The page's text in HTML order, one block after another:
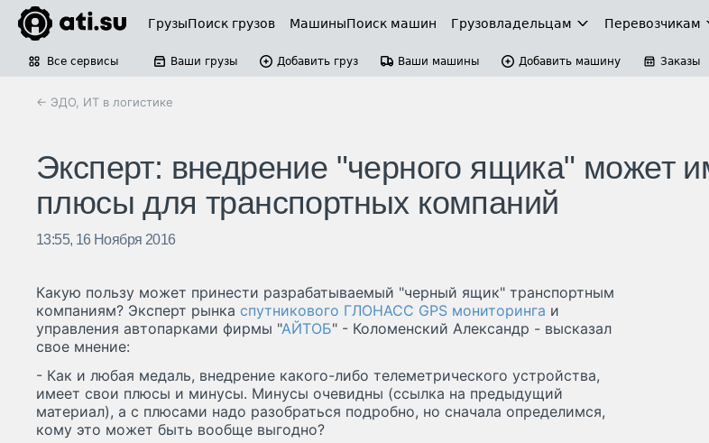
ГрузыПоиск грузов МашиныПоиск машин Грузовладельцам Перевозчикам
Все сервисы Ваши грузы Добавить груз Ваши машины Добавить машину Заказы
← ЭДО, ИТ в логистике
Эксперт: внедрение "черного ящика" может
плюсы для транспортных компаний
13:55, 16 Ноября 2016
Какую пользу может принести разрабатываемый "черный ящик" транспортным
компаниям? Эксперт рынка спутникового ГЛОНАСС GPS мониторинга и
управления автопарками фирмы "АЙТОБ" - Коломенский Александр - высказал
свое мнение:
- Как и любая медаль, внедрение какого-либо телеметрического устройства,
имеет свои плюсы и минусы. Минусы очевидны (ссылка на предыдущий
материал), а с плюсами надо разобраться подробно, но сначала определимся,
кому это может быть вообще выгодно?